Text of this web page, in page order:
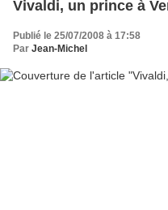
Vivaldi, un prince à
Publié le 25/07/2008 à 17:58
Par Jean-Michel